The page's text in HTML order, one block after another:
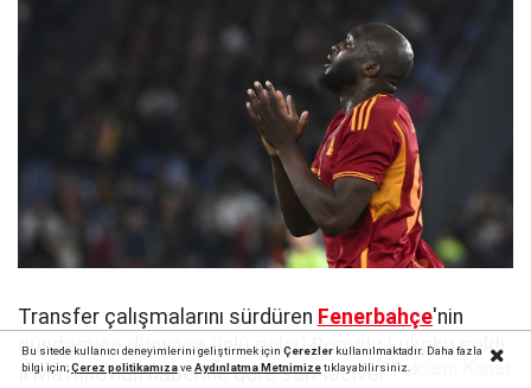
Transfer çalışmalarını sürdüren Fenerbahçe'nin
gündemine dünyaca ünlü golcü Romelu Lukaku geldi.
Il Mattino'nun haberine göre sarı-lacivertli ekip,
Bu sitede kullanıcı deneyimlerini geliştirmek için Çerezlerkullanılmaktadır. Daha fazla
bilgi için;Çerez politikamızaveAydınlatma Metnimizetıklayabilirsiniz.Reklamı Kapat